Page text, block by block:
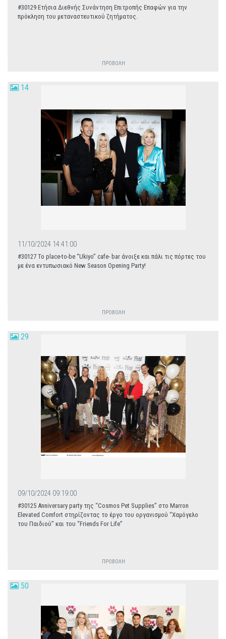
#30129 Ετήσια Διεθνής Συνάντηση Επιτροπής Επαφών για την
πρόκληση του μεταναστευτικού ζητήματος.
ΠΡΟΒΟΛΗ
14
11/10/2024 14:41:00
#30127 Το place-to-be “Ukiyo” cafe- bar άνοιξε και πάλι τις πόρτες του
με ένα εντυπωσιακό New Season Opening Party!
ΠΡΟΒΟΛΗ
29
09/10/2024 09:19:00
#30125 Anniversary party της “Cosmos Pet Supplies” στο Marron
Elevated Comfort στηρίζοντας το έργο του οργανισμού “Χαμόγελο
του Παιδιού” και του “Friends For Life”
ΠΡΟΒΟΛΗ
50